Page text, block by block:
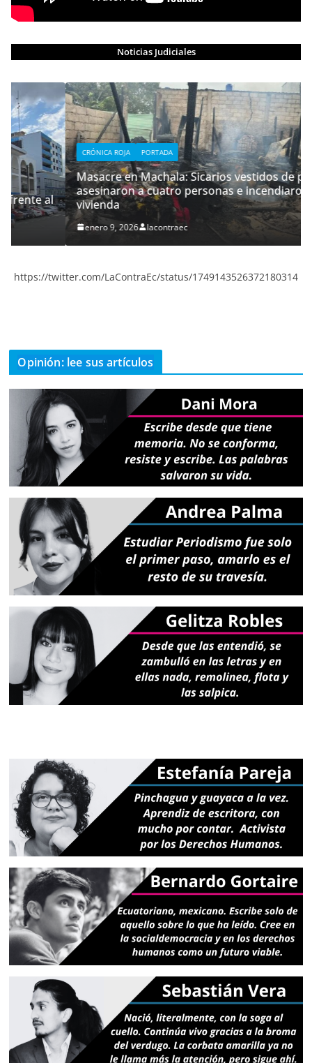
Noticias Judiciales
CRÓNICA ROJA PORTADA
Masacre en Machala: Sicarios vestidos de policías
asesinaron a cuatro personas e incendiaron su
vivienda
enero 9, 2026 lacontraec
https://twitter.com/LaContraEc/status/1749143526372180314
Opinión: lee sus artículos